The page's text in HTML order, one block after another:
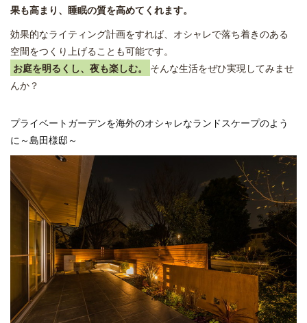
果も高まり、睡眠の質を高めてくれます。
効果的なライティング計画をすれば、オシャレで落ち着きのある
空間をつくり上げることも可能です。
お庭を明るくし、夜も楽しむ。
そんな生活をぜひ実現してみませ
んか？
プライベートガーデンを海外のオシャレなランドスケープのよう
に～島田様邸～